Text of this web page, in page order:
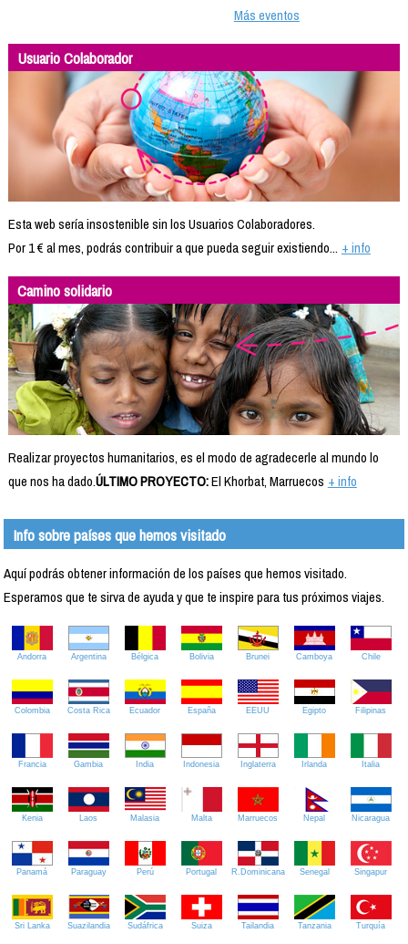
Más eventos
Usuario Colaborador
Esta web sería insostenible sin los Usuarios Colaboradores.
Por 1 € al mes, podrás contribuir a que pueda seguir existiendo... + info
Camino solidario
Realizar proyectos humanitarios, es el modo de agradecerle al mundo lo
que nos ha dado.ÚLTIMO PROYECTO:El Khorbat, Marruecos + info
Info sobre países que hemos visitado
Aquí podrás obtener información de los países que hemos visitado.
Esperamos que te sirva de ayuda y que te inspire para tus próximos viajes.
Andorra Argentina Bélgica Bolivia Brunei Camboya Chile
Colombia Costa Rica Ecuador España EEUU Egipto Filipinas
Francia Gambia India Indonesia Inglaterra Irlanda Italia
Kenia Laos Malasia Malta Marruecos Nepal Nicaragua
Panamá Paraguay Perú Portugal R.Dominicana Senegal Singapur
Sri Lanka Suazilandia Sudáfrica Suiza Tailandia Tanzania Turquía